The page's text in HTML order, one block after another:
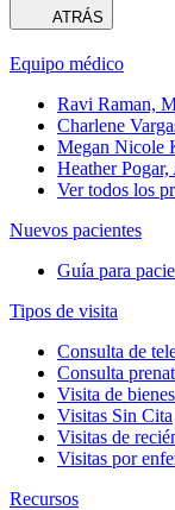
ATRÁS
Equipo médico
Ravi Raman,
Charlene
Megan Nicole
Heather
Ver todos los
Nuevos pacientes
Guía para
Tipos de visita
Consulta de
Consulta
Visita de
Visitas Sin Cita
Visitas de
Visitas por
Recursos